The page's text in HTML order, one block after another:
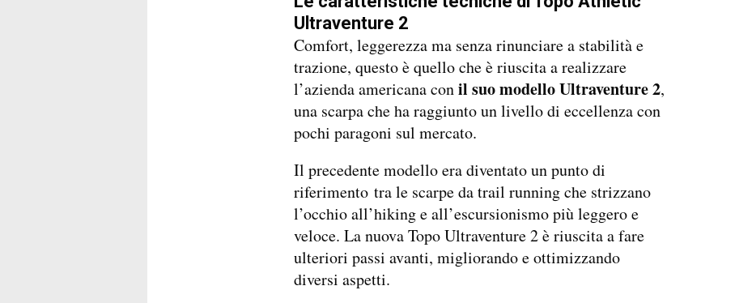
Ultraventure 2
Comfort, leggerezza ma senza rinunciare a stabilità e
trazione, questo è quello che è riuscita a realizzare
l’azienda americana conil suo modello Ultraventure 2,
una scarpa che ha raggiunto un livello di eccellenza con
pochi paragoni sul mercato.
Il precedente modello era diventato un punto di
riferimento tra le scarpe da trail running che strizzano
l’occhio all’hiking e all’escursionismo più leggero e
veloce. La nuova Topo Ultraventure 2 è riuscita a fare
ulteriori passi avanti, migliorando e ottimizzando
diversi aspetti.